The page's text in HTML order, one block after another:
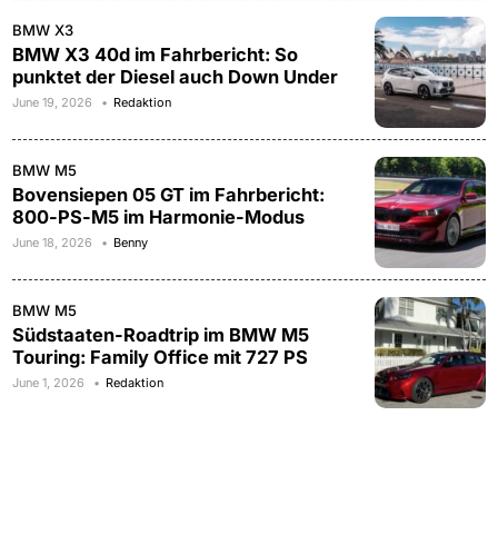
BMW X3
BMW X3 40d im Fahrbericht: So
punktet der Diesel auch Down Under
June 19, 2026 Redaktion
BMW M5
Bovensiepen 05 GT im Fahrbericht:
800-PS-M5 im Harmonie-Modus
June 18, 2026 Benny
BMW M5
Südstaaten-Roadtrip im BMW M5
Touring: Family Office mit 727 PS
June 1, 2026 Redaktion